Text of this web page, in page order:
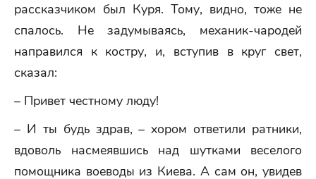
рассказчиком был Куря. Тому, видно, тоже не
спалось. Не задумываясь, механик-чародей
направился к костру, и, вступив в круг свет,
сказал:
– Привет честному люду!
– И ты будь здрав, – хором ответили ратники,
вдоволь насмеявшись над шутками веселого
помощника воеводы из Киева. А сам он, увидев